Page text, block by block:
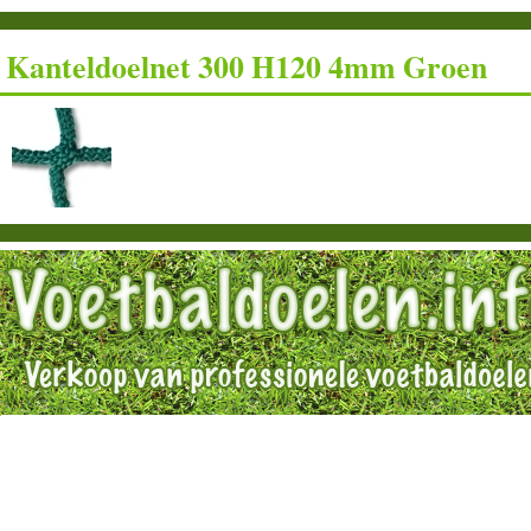
Kanteldoelnet 300 H120 4mm Groen